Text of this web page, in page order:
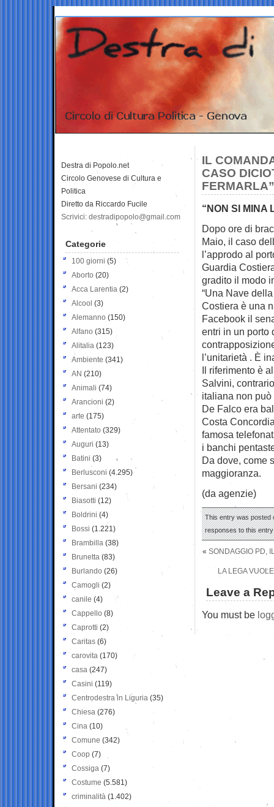
IL
CASO
FERMARLA”
“NON SI MINA
Dopo ore di
Maio, il caso
l’approdo al
Guardia
gradito il modo
“Una Nave
Costiera è una
Facebook il
entri in un porto
l’unitarietà . È
Il riferimento è
Salvini,
italiana non
De Falco era
Costa
famosa
i banchi
Da dove, come
maggioranza.
(da agenzie)
This entry was posted
responses to this
« SONDAGGIO PD,
LA LEGA
Leave a
You must be
Destra di Popolo.net
Circolo Genovese di Cultura e
Politica
Diretto da Riccardo Fucile
Scrivici: destradipopolo@gmail.com
Categorie
100 giorni (5)
Aborto (20)
Acca Larentia (2)
Alcool (3)
Alemanno (150)
Alfano (315)
Alitalia (123)
Ambiente (341)
AN (210)
Animali (74)
Arancioni (2)
arte (175)
Attentato (329)
Auguri (13)
Batini (3)
Berlusconi (4.295)
Bersani (234)
Biasotti (12)
Boldrini (4)
Bossi (1.221)
Brambilla (38)
Brunetta (83)
Burlando (26)
Camogli (2)
canile (4)
Cappello (8)
Caprotti (2)
Caritas (6)
carovita (170)
casa (247)
Casini (119)
Centrodestra in Liguria (35)
Chiesa (276)
Cina (10)
Comune (342)
Coop (7)
Cossiga (7)
Costume (5.581)
criminalità (1.402)